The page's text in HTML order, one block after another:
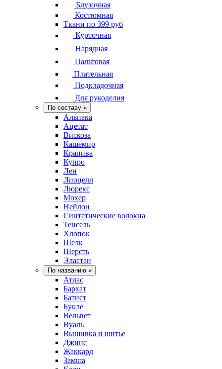
Блузочная
Костюмная
Ткани по 399 руб
Курточная
Нарядная
Пальтовая
Плательная
Подкладочная
Для рукоделия
По составу »
Альпака
Ацетат
Вискоза
Кашемир
Крапива
Купро
Лен
Лиоцелл
Люрекс
Мохер
Нейлон
Синтетические волокна
Тенсель
Хлопок
Шелк
Шерсть
Эластан
По названию »
Атлас
Бархат
Батист
Букле
Вельвет
Вуаль
Вышивка и шитье
Джинс
Жаккард
Замша